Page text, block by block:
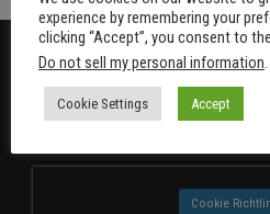
Cookie
experience by remembering your
clicking “Accept”, you consent to
Do not sell my personal information
Cookie Settings Accept